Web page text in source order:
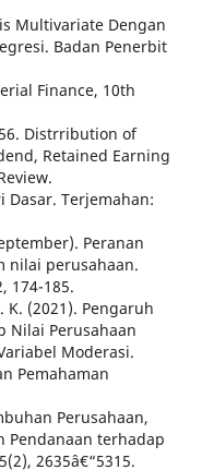
Multivariate Dengan
Badan Penerbit
Finance, 10th
Distrribution of
Retained Earning
Dasar. Terjemahan:
Peranan
nilai perusahaan.
174-185.
(2021). Pengaruh
Nilai Perusahaan
Moderasi.
Pemahaman
Perusahaan,
Pendanaan terhadap
2635â€“5315.